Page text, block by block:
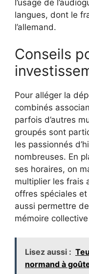
l’usage de
langues, dont le
l’allemand.
Conseils
Pour alléger la
combinés
parfois d’autres
groupés sont
les passionnés
nombreuses. En
ses horaires, on
multiplier les frais
offres spéciales
aussi permettre
mémoire
Lisez aussi :
normand à